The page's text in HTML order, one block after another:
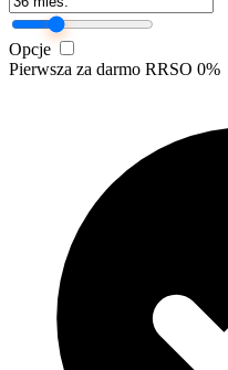
Opcje
Pierwsza za darmo RRSO 0%